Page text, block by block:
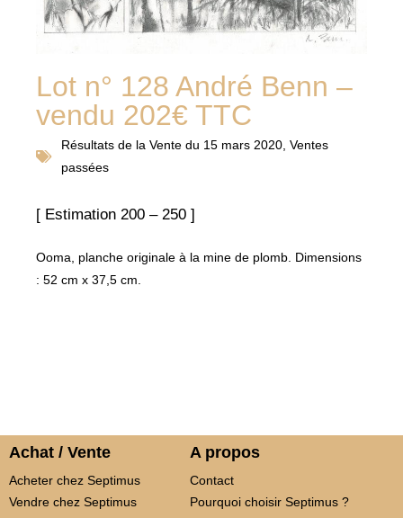
Lot n° 128 André Benn –
vendu 202€ TTC
Résultats de la Vente du 15 mars 2020 Ventes
passées
[ Estimation 200 – 250 ]
Ooma, planche originale à la mine de plomb. Dimensions
: 52 cm x 37,5 cm.
Achat / Vente
Acheter chez Septimus
Vendre chez Septimus
A propos
Contact
Pourquoi choisir Septimus ?